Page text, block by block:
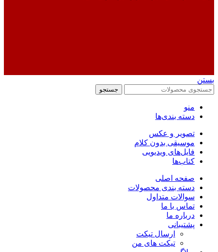
بستن
جستجو
منو
دسته بندی‌ها
تصویر و عکس
موسیقی بدون کلام
فایل‌های ویدیویی
کتاب‌ها
صفحه اصلی
دسته بندی محصولات
سوالات متداول
تماس با ما
درباره ما
پشتیبانی
ارسال تیکت
تیکت های من